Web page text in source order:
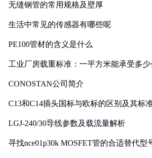
无缝钢管的常用规格及壁厚
生活中常见的传感器有哪些呢
PE100管材的含义是什么
工业厂房载重标准：一平方米能承受多
CONOSTAN公司简介
C13和C14插头国标与欧标的区别及其标
LGJ-240/30导线参数及载流量解析
寻找nce01p30k MOSFET管的合适替代型